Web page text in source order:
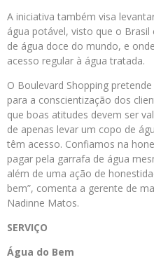
A iniciativa também visa
água potável, visto que o
de água doce do mundo, e
acesso regular à água tratada.
O Boulevard Shopping
para a conscientização dos
que boas atitudes devem ser
de apenas levar um copo de
têm acesso. Confiamos na
pagar pela garrafa de água
além de uma ação de
bem”, comenta a gerente de
Nadinne Matos.
SERVIÇO
Água do Bem